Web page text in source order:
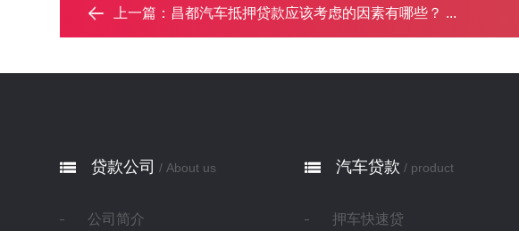
上一篇： 昌都汽车抵押贷款应该考虑的因素有哪些？ ...‌
贷款公司 / About us
公司简介
汽车贷款 / product
押车快速贷